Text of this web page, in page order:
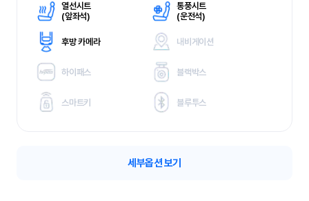
열선시트
(앞좌석)
통풍시트
(운전석)
후방 카메라 내비게이션
하이패스 블랙박스
스마트키 블루투스
세부옵션 보기